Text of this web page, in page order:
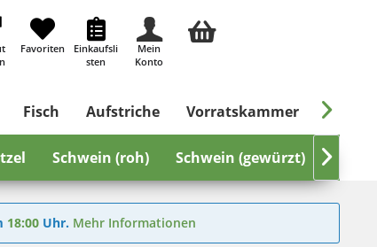
Favoriten
Einkaufsli
sten
Mein
Konto
Fisch Aufstriche Vorratskammer Süßes
Schwein (roh) Schwein (gewürzt) Rind


18:00 Uhr. Mehr Informationen